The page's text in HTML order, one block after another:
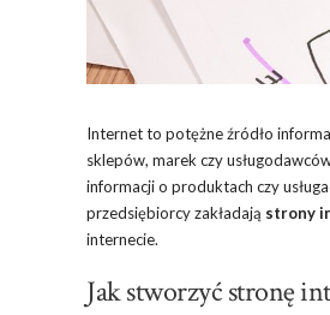
Internet to potężne źródło
sklepów, marek czy
informacji o produktach czy
przedsiębiorcy zakładają strony
internecie.
Jak stworzyć stronę